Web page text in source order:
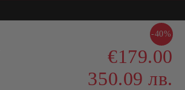
-40%
€179.00
350.09 лв.